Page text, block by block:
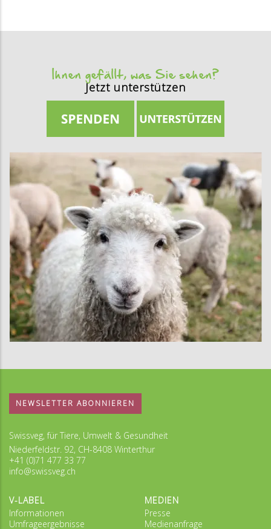
Ihnen gefällt, was Sie sehen?
Jetzt unterstützen
NEWSLETTER ABONNIEREN
Swissveg, für Tiere, Umwelt & Gesundheit
Niederfeldstr. 92, CH-8408 Winterthur
+41 (0)71 477 33 77
info@swissveg.ch
V-LABEL
Informationen
Umfrageergebnisse
MEDIEN
Presse
Medienanfrage